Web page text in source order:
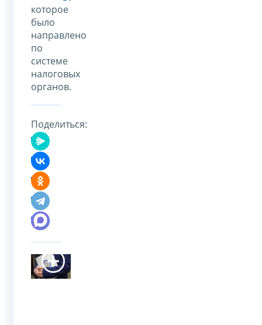
которое
было
направлено
по
системе
налоговых
органов.
Поделиться: